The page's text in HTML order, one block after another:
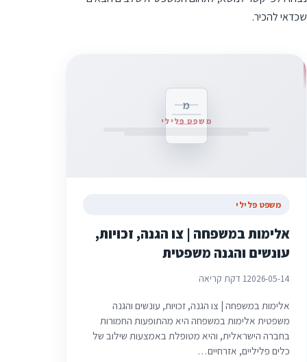
שכדאי להכיר.
מ
משפט פלילי
משפט פלילי
אלימות במשפחה | צו הגנה, זכויות,
עונשים והגנה משפטית
2026-05-141 דקת קריאה
אלימות במשפחה | צו הגנה, זכויות, עונשים והגנה
משפטית אלימות במשפחה היא מהתופעות החמורות
בחברה הישראלית, והיא מטופלת באמצעות שילוב של
כלים פליליים, אזרחיים…